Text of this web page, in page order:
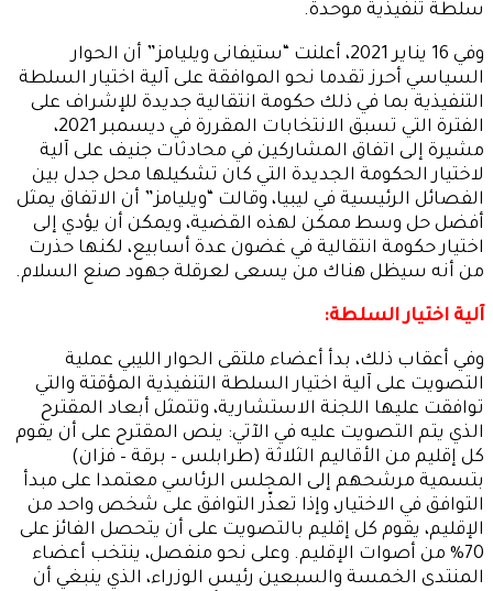
سلطة تنفيذية موحدة.
وفي 16 يناير 2021، أعلنت “ستيفانى ويليامز” أن الحوار
السياسي أحرز تقدما نحو الموافقة على آلية اختيار السلطة
التنفيذية بما في ذلك حكومة انتقالية جديدة للإشراف على
الفترة التي تسبق الانتخابات المقررة في ديسمبر 2021،
مشيرة إلى اتفاق المشاركين في محادثات جنيف على آلية
لاختيار الحكومة الجديدة التي كان تشكيلها محل جدل بين
الفصائل الرئيسية في ليبيا، وقالت “ويليامز” أن الاتفاق يمثل
أفضل حل وسط ممكن لهذه القضية، ويمكن أن يؤدي إلى
اختيار حكومة انتقالية في غضون عدة أسابيع، لكنها حذرت
من أنه سيظل هناك من يسعى لعرقلة جهود صنع السلام.
آلية اختيار السلطة:
وفي أعقاب ذلك، بدأ أعضاء ملتقى الحوار الليبي عملية
التصويت على آلية اختيار السلطة التنفيذية المؤقتة والتي
توافقت عليها اللجنة الاستشارية، وتتمثل أبعاد المقترح
الذي يتم التصويت عليه في الآتي: ينص المقترح على أن يقوم
كل إقليم من الأقاليم الثلاثة (طرابلس – برقة – فزان)
بتسمية مرشحهم إلى المجلس الرئاسي معتمدا على مبدأ
التوافق في الاختيار، وإذا تعذّر التوافق على شخص واحد من
الإقليم، يقوم كل إقليم بالتصويت على أن يتحصل الفائز على
70% من أصوات الإقليم. وعلى نحو منفصل، ينتخب أعضاء
المنتدى الخمسة والسبعين رئيس الوزراء، الذي ينبغي أن